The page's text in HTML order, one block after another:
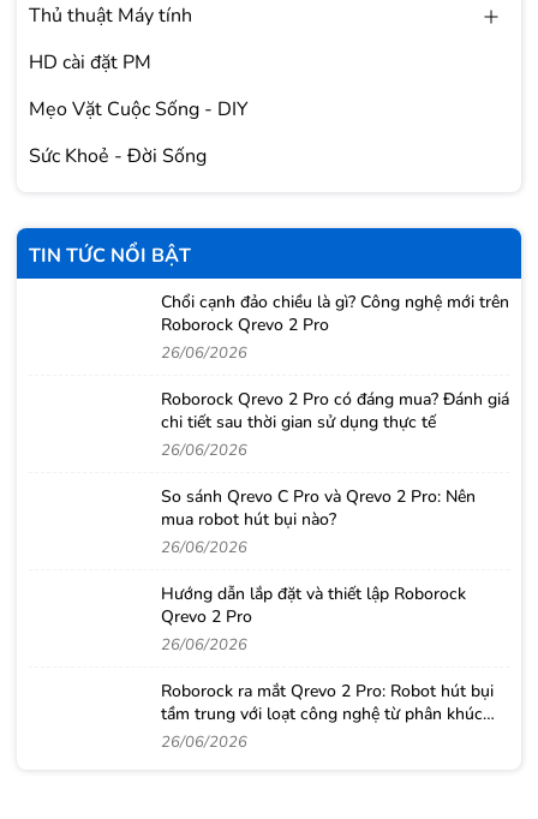
Thủ thuật Máy tính
HD cài đặt PM
Mẹo Vặt Cuộc Sống - DIY
Sức Khoẻ - Đời Sống
TIN TỨC NỔI BẬT
Chổi cạnh đảo chiều là gì? Công nghệ mới trên
Roborock Qrevo 2 Pro
26/06/2026
Roborock Qrevo 2 Pro có đáng mua? Đánh giá
chi tiết sau thời gian sử dụng thực tế
26/06/2026
So sánh Qrevo C Pro và Qrevo 2 Pro: Nên
mua robot hút bụi nào?
26/06/2026
Hướng dẫn lắp đặt và thiết lập Roborock
Qrevo 2 Pro
26/06/2026
Roborock ra mắt Qrevo 2 Pro: Robot hút bụi
tầm trung với loạt công nghệ từ phân khúc
cao cấp
26/06/2026